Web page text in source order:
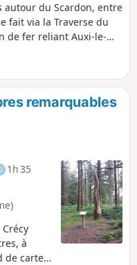
autour du Scardon, entre
fait via la Traverse du
de fer reliant Auxi-le-
remarquables
1h 35
à
de carte